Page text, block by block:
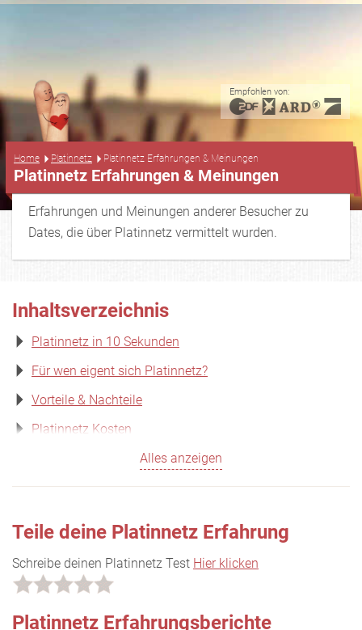
Empfohlen von:
Home Platinnetz Platinnetz Erfahrungen & Meinungen
Platinnetz Erfahrungen & Meinungen
Erfahrungen und Meinungen anderer Besucher zu
Dates, die über Platinnetz vermittelt wurden.
Inhaltsverzeichnis
Platinnetz in 10 Sekunden
Für wen eigent sich Platinnetz?
Vorteile & Nachteile
Platinnetz Kosten
Alles anzeigen
Teile deine Platinnetz Erfahrung
Schreibe deinen Platinnetz Test Hier klicken
Platinnetz Erfahrungsberichte